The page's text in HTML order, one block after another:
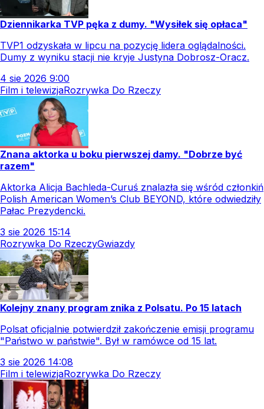
Dziennikarka TVP pęka z dumy. "Wysiłek się opłaca"
TVP1 odzyskała w lipcu na pozycję lidera oglądalności.
Dumy z wyniku stacji nie kryje Justyna Dobrosz-Oracz.
4 sie 2026 9:00
Film i telewizjaRozrywka Do Rzeczy
Znana aktorka u boku pierwszej damy. "Dobrze być
razem"
Aktorka Alicja Bachleda-Curuś znalazła się wśród członkiń
Polish American Women’s Club BEYOND, które odwiedziły
Pałac Prezydencki.
3 sie 2026 15:14
Rozrywka Do RzeczyGwiazdy
Kolejny znany program znika z Polsatu. Po 15 latach
Polsat oficjalnie potwierdził zakończenie emisji programu
"Państwo w państwie". Był w ramówce od 15 lat.
3 sie 2026 14:08
Film i telewizjaRozrywka Do Rzeczy